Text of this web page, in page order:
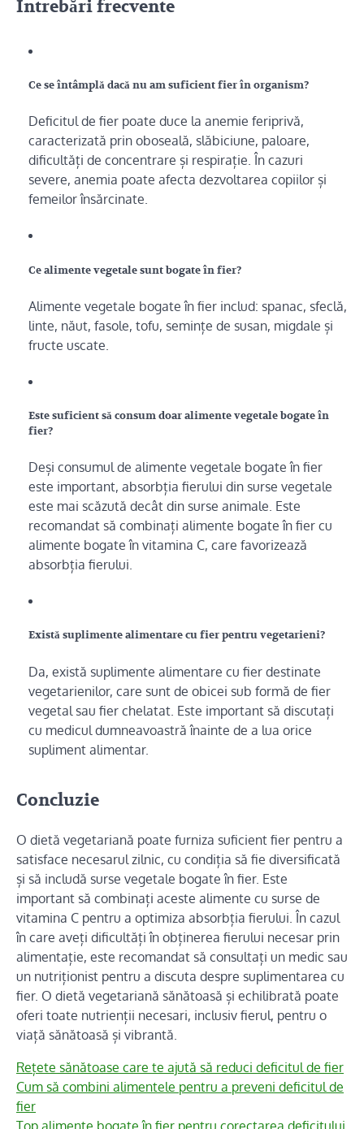
Întrebări frecvente
Ce se întâmplă dacă nu am suficient fier în organism?
Deficitul de fier poate duce la anemie feriprivă,
caracterizată prin oboseală, slăbiciune, paloare,
dificultăți de concentrare și respirație. În cazuri
severe, anemia poate afecta dezvoltarea copiilor și
femeilor însărcinate.
Ce alimente vegetale sunt bogate în fier?
Alimente vegetale bogate în fier includ: spanac, sfeclă,
linte, năut, fasole, tofu, semințe de susan, migdale și
fructe uscate.
Este suficient să consum doar alimente vegetale bogate în
fier?
Deși consumul de alimente vegetale bogate în fier
este important, absorbția fierului din surse vegetale
este mai scăzută decât din surse animale. Este
recomandat să combinați alimente bogate în fier cu
alimente bogate în vitamina C, care favorizează
absorbția fierului.
Există suplimente alimentare cu fier pentru vegetarieni?
Da, există suplimente alimentare cu fier destinate
vegetarienilor, care sunt de obicei sub formă de fier
vegetal sau fier chelatat. Este important să discutați
cu medicul dumneavoastră înainte de a lua orice
supliment alimentar.
Concluzie
O dietă vegetariană poate furniza suficient fier pentru a
satisface necesarul zilnic, cu condiția să fie diversificată
și să includă surse vegetale bogate în fier. Este
important să combinați aceste alimente cu surse de
vitamina C pentru a optimiza absorbția fierului. În cazul
în care aveți dificultăți în obținerea fierului necesar prin
alimentație, este recomandat să consultați un medic sau
un nutriționist pentru a discuta despre suplimentarea cu
fier. O dietă vegetariană sănătoasă și echilibrată poate
oferi toate nutrienții necesari, inclusiv fierul, pentru o
viață sănătoasă și vibrantă.
Rețete sănătoase care te ajută să reduci deficitul de fier
Cum să combini alimentele pentru a preveni deficitul de
fier